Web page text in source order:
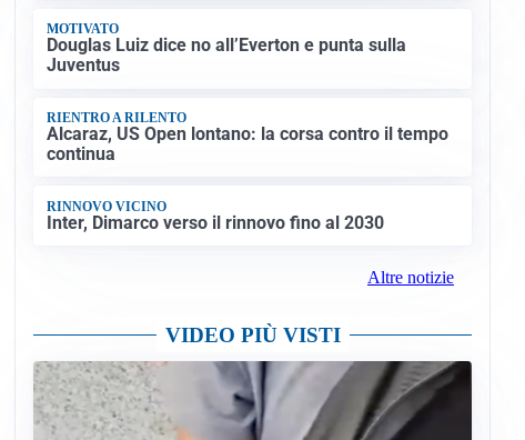
MOTIVATO
Douglas Luiz dice no all’Everton e punta sulla
Juventus
RIENTRO A RILENTO
Alcaraz, US Open lontano: la corsa contro il tempo
continua
RINNOVO VICINO
Inter, Dimarco verso il rinnovo fino al 2030
Altre notizie
VIDEO PIÙ VISTI